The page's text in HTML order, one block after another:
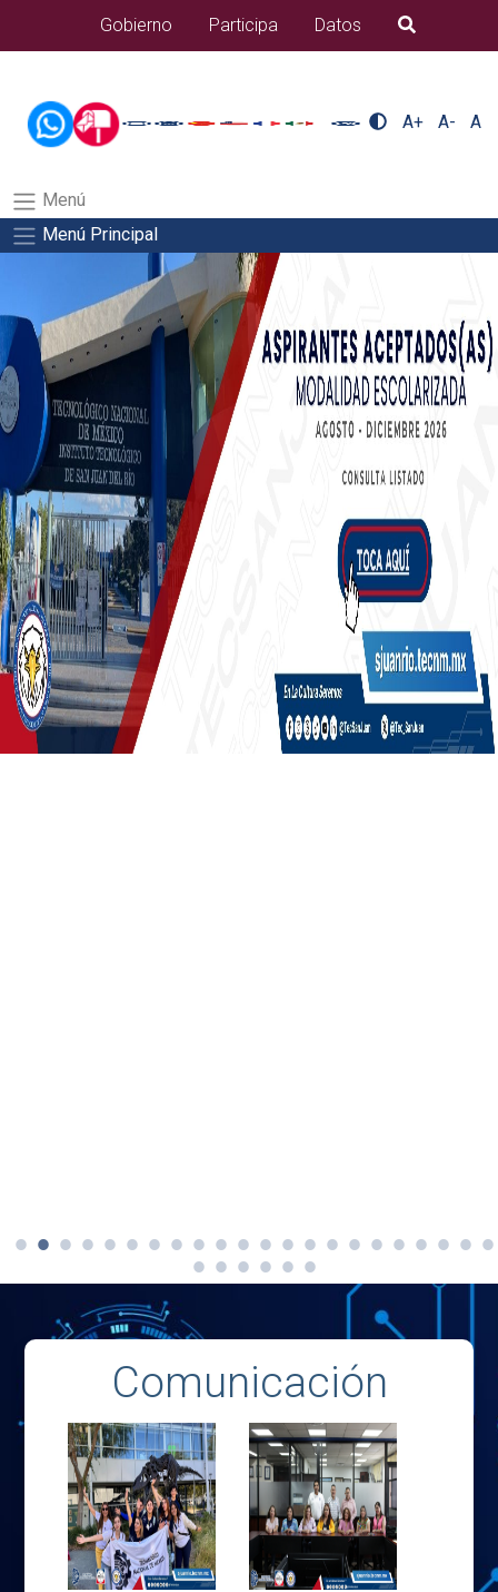
alumnos/plantilla_tecnmSalida del comando:
Gobierno Participa Datos B�squeda
A+ A- A
Menú
Menú Principal
Comunicación